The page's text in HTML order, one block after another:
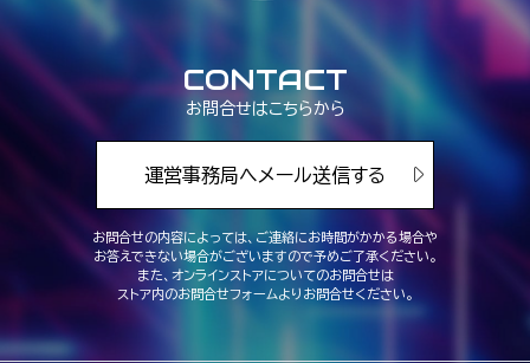
CONTACT
お問合せはこちらから
運営事務局へメール送信する
お問合せの内容によっては、ご連絡にお時間がかかる場合や
お答えできない場合がございますので予めご了承ください。
また、オンラインストアについてのお問合せは
ストア内のお問合せフォームよりお問合せください。